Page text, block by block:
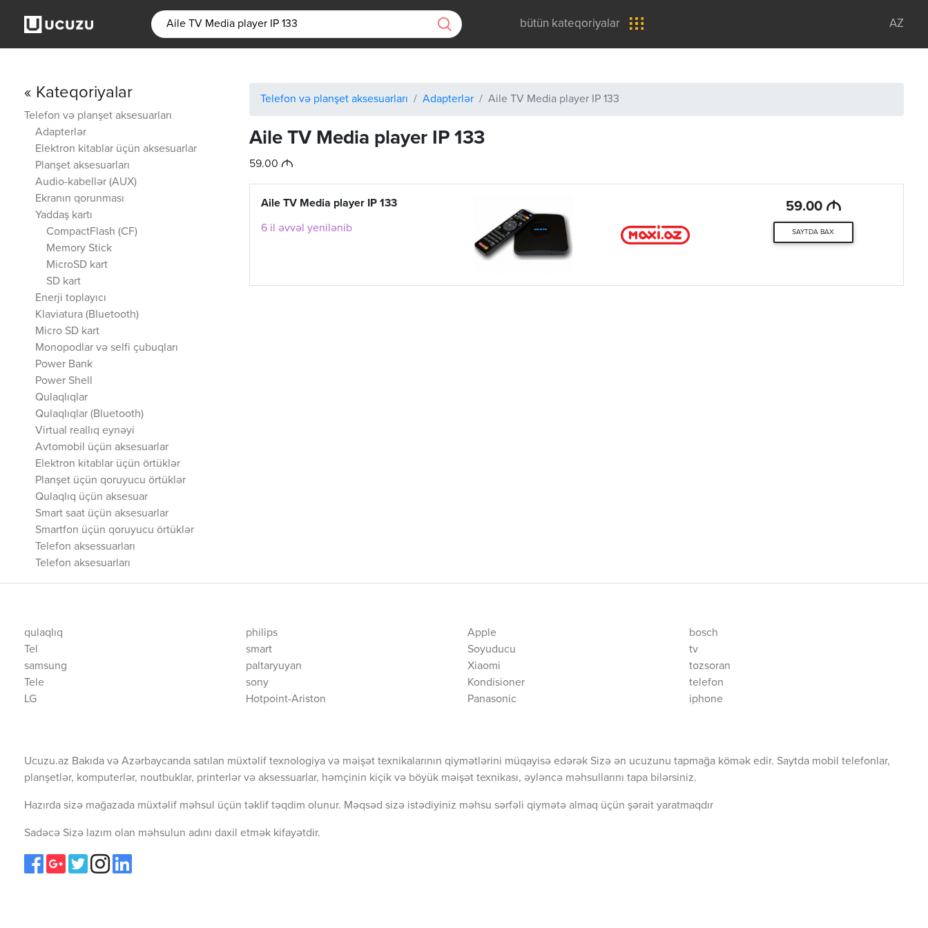
bütün kateqoriyalar AZ
« Kateqoriyalar
Telefon və planşet aksesuarları
Adapterlər
Elektron kitablar üçün aksesuarlar
Planşet aksesuarları
Audio-kabellər (AUX)
Ekranın qorunması
Yaddaş kartı
CompactFlash (CF)
Memory Stick
MicroSD kart
SD kart
Enerji toplayıcı
Klaviatura (Bluetooth)
Micro SD kart
Monopodlar və selfi çubuqları
Power Bank
Power Shell
Qulaqlıqlar
Qulaqlıqlar (Bluetooth)
Virtual reallıq eynəyi
Avtomobil üçün aksesuarlar
Elektron kitablar üçün örtüklər
Planşet üçün qoruyucu örtüklər
Qulaqlıq üçün aksesuar
Smart saat üçün aksesuarlar
Smartfon üçün qoruyucu örtüklər
Telefon aksessuarları
Telefon aksesuarları
Telefon və planşet aksesuarları Adapterlər Aile TV Media player IP 133
Aile TV Media player IP 133
59.00 M
Aile TV Media player IP 133
6 il əvvəl yenilənib
59.00 M
SAYTDA BAX
qulaqlıq
Tel
samsung
Tele
LG
philips
smart
paltaryuyan
sony
Hotpoint-Ariston
Apple
Soyuducu
Xiaomi
Kondisioner
Panasonic
bosch
tv
tozsoran
telefon
iphone
Ucuzu.az Bakıda və Azərbaycanda satılan müxtəlif texnologiya və məişət texnikalarının qiymətlərini müqayisə edərək Sizə ən ucuzunu tapmağa kömək edir. Saytda mobil telefonlar,
planşetlər, komputerlər, noutbuklar, printerlər və aksessuarlar, həmçinin kiçik və böyük məişət texnikası, əyləncə məhsullarını tapa bilərsiniz.
Hazırda sizə mağazada müxtəlif məhsul üçün təklif təqdim olunur. Məqsəd sizə istədiyiniz məhsu sərfəli qiymətə almaq üçün şərait yaratmaqdır
Sadəcə Sizə lazım olan məhsulun adını daxil etmək kifayətdir.